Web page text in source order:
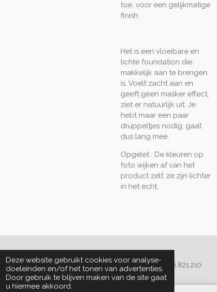
Deze website gebruikt cookies voor analyse-
doeleinden en/of het tonen van advertenties.
Door gebruik te blijven maken van de site gaat
u hiermee akkoord.
toe, voor een gelijkmatige
finish.
Het is een vloeibare en
lichte foundation die
makkelijk aan te brengen
is. Voelt zacht aan en
geeft geen masker effect,
ziet er natuurlijk uit. Je
hebt maar een paar
druppeltjes nodig, gaat
dus lang mee.
Opgelet : De kleuren op
foto wijken af van het
product zelf, ze zijn lichter
in het echt.
© 2020 - 2022 La Perla Skin & Beauty - BTW: BE
0466.821.210